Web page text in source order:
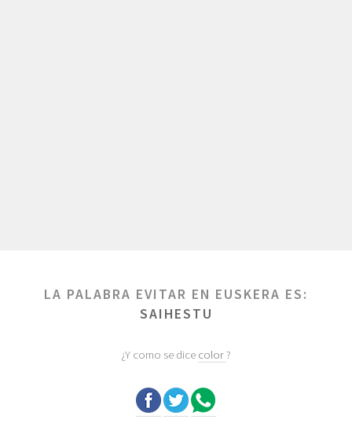
LA PALABRA EVITAR EN EUSKERA ES:
SAIHESTU
¿Y como se dice color?